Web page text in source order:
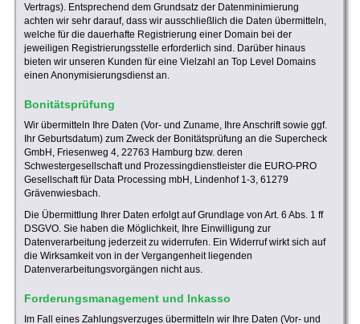
Vertrags). Entsprechend dem Grundsatz der Datenminimierung
achten wir sehr darauf, dass wir ausschließlich die Daten übermitteln,
welche für die dauerhafte Registrierung einer Domain bei der
jeweiligen Registrierungsstelle erforderlich sind. Darüber hinaus
bieten wir unseren Kunden für eine Vielzahl an Top Level Domains
einen Anonymisierungsdienst an.
Bonitätsprüfung
Wir übermitteln Ihre Daten (Vor- und Zuname, Ihre Anschrift sowie ggf.
Ihr Geburtsdatum) zum Zweck der Bonitätsprüfung an die Supercheck
GmbH, Friesenweg 4, 22763 Hamburg bzw. deren
Schwestergesellschaft und Prozessingdienstleister die EURO-PRO
Gesellschaft für Data Processing mbH, Lindenhof 1-3, 61279
Grävenwiesbach.
Die Übermittlung Ihrer Daten erfolgt auf Grundlage von Art. 6 Abs. 1 ff
DSGVO. Sie haben die Möglichkeit, Ihre Einwilligung zur
Datenverarbeitung jederzeit zu widerrufen. Ein Widerruf wirkt sich auf
die Wirksamkeit von in der Vergangenheit liegenden
Datenverarbeitungsvorgängen nicht aus.
Forderungsmanagement und Inkasso
Im Fall eines Zahlungsverzuges übermitteln wir Ihre Daten (Vor- und